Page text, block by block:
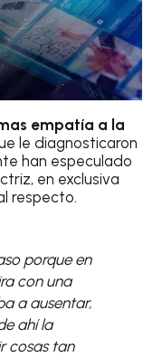
empatía a la
le diagnosticaron
han especulado
en exclusiva
respecto.
porque en
con una
a ausentar,
ahí la
cosas tan